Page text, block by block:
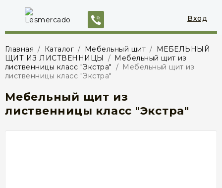
Вход
Главная / Каталог / Мебельный щит /
МЕБЕЛЬНЫЙ
ЩИТ ИЗ ЛИСТВЕННИЦЫ
/ Мебельный щит из
лиственницы класс "Экстра" / Мебельный щит из
лиственницы класс "Экстра"
Мебельный щит из
лиственницы класс "Экстра"